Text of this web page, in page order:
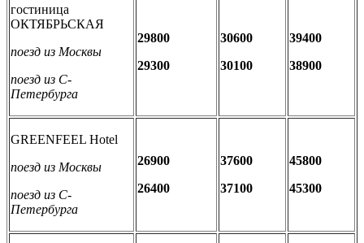
гостиница
ОКТЯБРЬСКАЯ
поезд из Москвы
поезд из С-
Петербурга
29800
29300
30600
30100
39400
38900
GREENFEEL Hotel
поезд из Москвы
поезд из С-
Петербурга
26900
26400
37600
37100
45800
45300